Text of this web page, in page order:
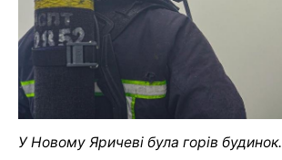
У Новому Яричеві була горів будинок.